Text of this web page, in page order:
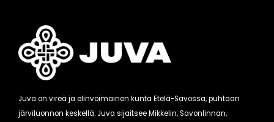
Juva on vireä ja elinvoimainen kunta Etelä-Savossa, puhtaan
järviluonnon keskellä. Juva sijaitsee Mikkelin, Savonlinnan,